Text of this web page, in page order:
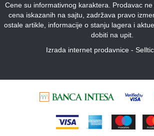
Cene su informativnog karaktera. Prodavac
cena iskazanih na sajtu, zadržava pravo
ostale artikle, informacije o stanju lagera i
dobiti na upit.
Izrada internet prodavnice -